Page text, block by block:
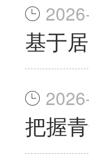
基于
把握